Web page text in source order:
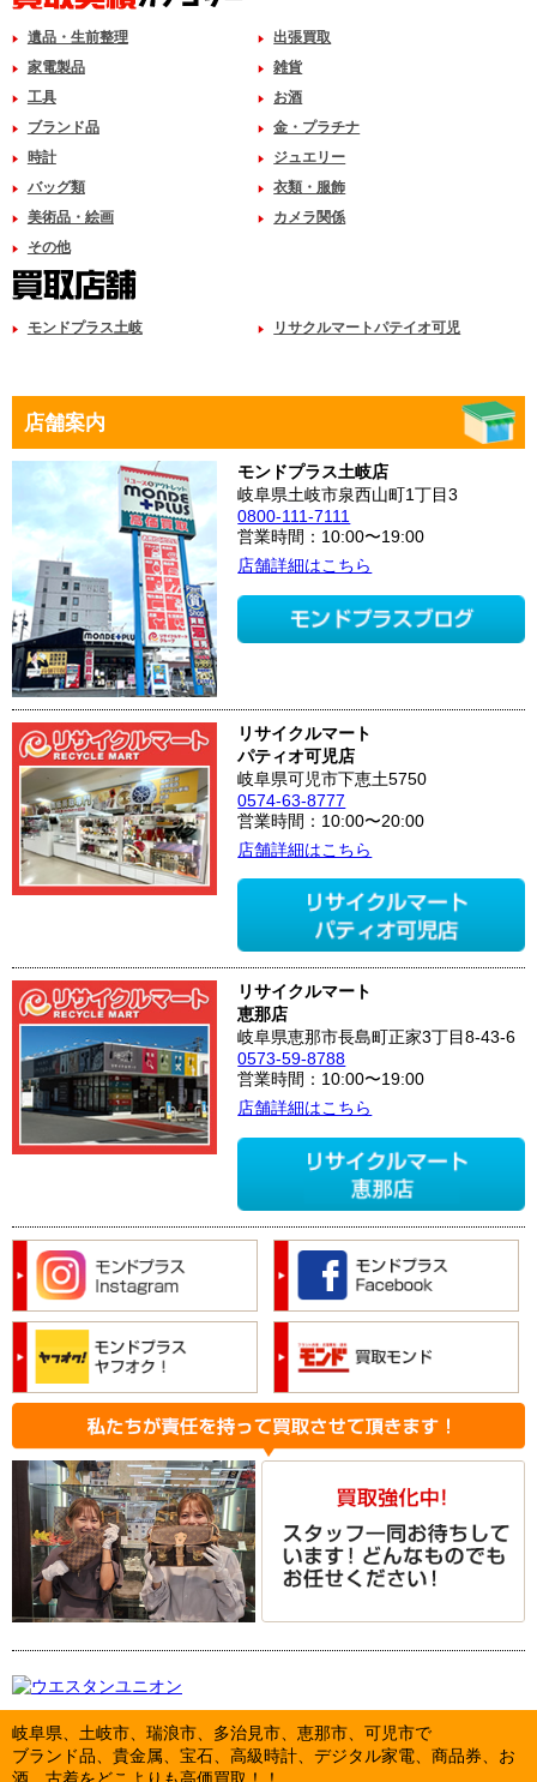
遺品・生前整理
出張買取
家電製品
雑貨
工具
お酒
ブランド品
金・プラチナ
時計
ジュエリー
バッグ類
衣類・服飾
美術品・絵画
カメラ関係
その他
モンドプラス土岐 リサクルマートパテイオ可児
店舗案内
モンドプラス土岐店
岐阜県土岐市泉西山町1丁目3
0800-111-7111
営業時間：10:00〜19:00
店舗詳細はこちら
リサイクルマート
パティオ可児店
岐阜県可児市下恵土5750
0574-63-8777
営業時間：10:00〜20:00
店舗詳細はこちら
リサイクルマート
恵那店
岐阜県恵那市長島町正家3丁目8-43-6
0573-59-8788
営業時間：10:00〜19:00
店舗詳細はこちら
岐阜県、土岐市、瑞浪市、多治見市、恵那市、可児市で
ブランド品、貴金属、宝石、高級時計、デジタル家電、商品券、お